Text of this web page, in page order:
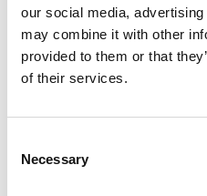
our social media,
may combine it with other
provided to them or that
of their services.
Selection
Necessary
Course code : R6.2-2
Who:
Spanò Antonia, Fassi
Stefano